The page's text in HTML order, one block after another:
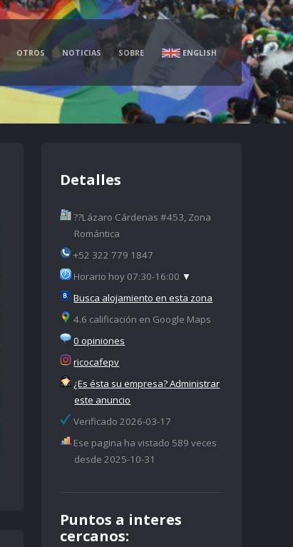
OTROS NOTICIAS SOBRE ENGLISH
Detalles
??Lázaro Cárdenas #453, Zona
Romántica
+52 322 779 1847
Horario hoy 07:30-16:00 ▼
Busca alojamiento en esta zona
4.6 calificación en Google Maps
0 opiniones
ricocafepv
¿Es ésta su empresa? Administrar
este anuncio
Verificado 2026-03-17
Ese pagina ha vistado 589 veces
desde 2025-10-31
Puntos a interes
cercanos: